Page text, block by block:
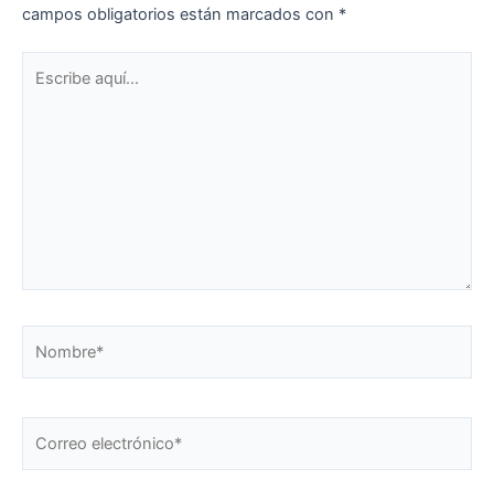
campos obligatorios están marcados con *
aquí...